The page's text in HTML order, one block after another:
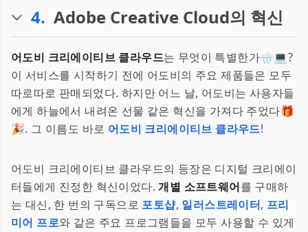
4. Adobe Creative Cloud의 혁신
어도비 크리에이티브 클라우드는 무엇이 특별한가🌧️💻?
이 서비스를 시작하기 전에 어도비의 주요 제품들은 모두
따로따로 판매되었다. 하지만 어느 날, 어도비는 사용자들
에게 하늘에서 내려온 선물 같은 혁신을 가져다 주었다🎁
🎉. 그 이름도 바로 어도비 크리에이티브 클라우드!
어도비 크리에이티브 클라우드의 등장은 디지털 크리에이
터들에게 진정한 혁신이었다.개별 소프트웨어를 구매하
는 대신, 한 번의 구독으로 포토샵, 일러스트레이터, 프리
미어 프로와 같은 주요 프로그램들을 모두 사용할 수 있게